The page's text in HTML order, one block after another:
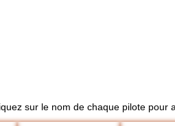
sur le nom de chaque pilote pour